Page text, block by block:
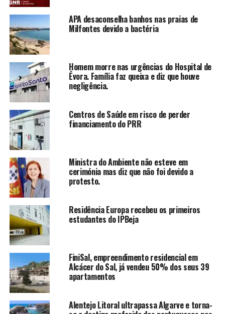
APA desaconselha banhos nas praias de
Milfontes devido a bactéria
Homem morre nas urgências do Hospital de
Évora. Família faz queixa e diz que houve
negligência.
Centros de Saúde em risco de perder
financiamento do PRR
Ministra do Ambiente não esteve em
cerimónia mas diz que não foi devido a
protesto.
Residência Europa recebeu os primeiros
estudantes do IPBeja
FiniSal, empreendimento residencial em
Alcácer do Sal, já vendeu 50% dos seus 39
apartamentos
Alentejo Litoral ultrapassa Algarve e torna-